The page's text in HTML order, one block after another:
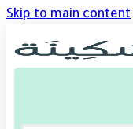
Skip to main content